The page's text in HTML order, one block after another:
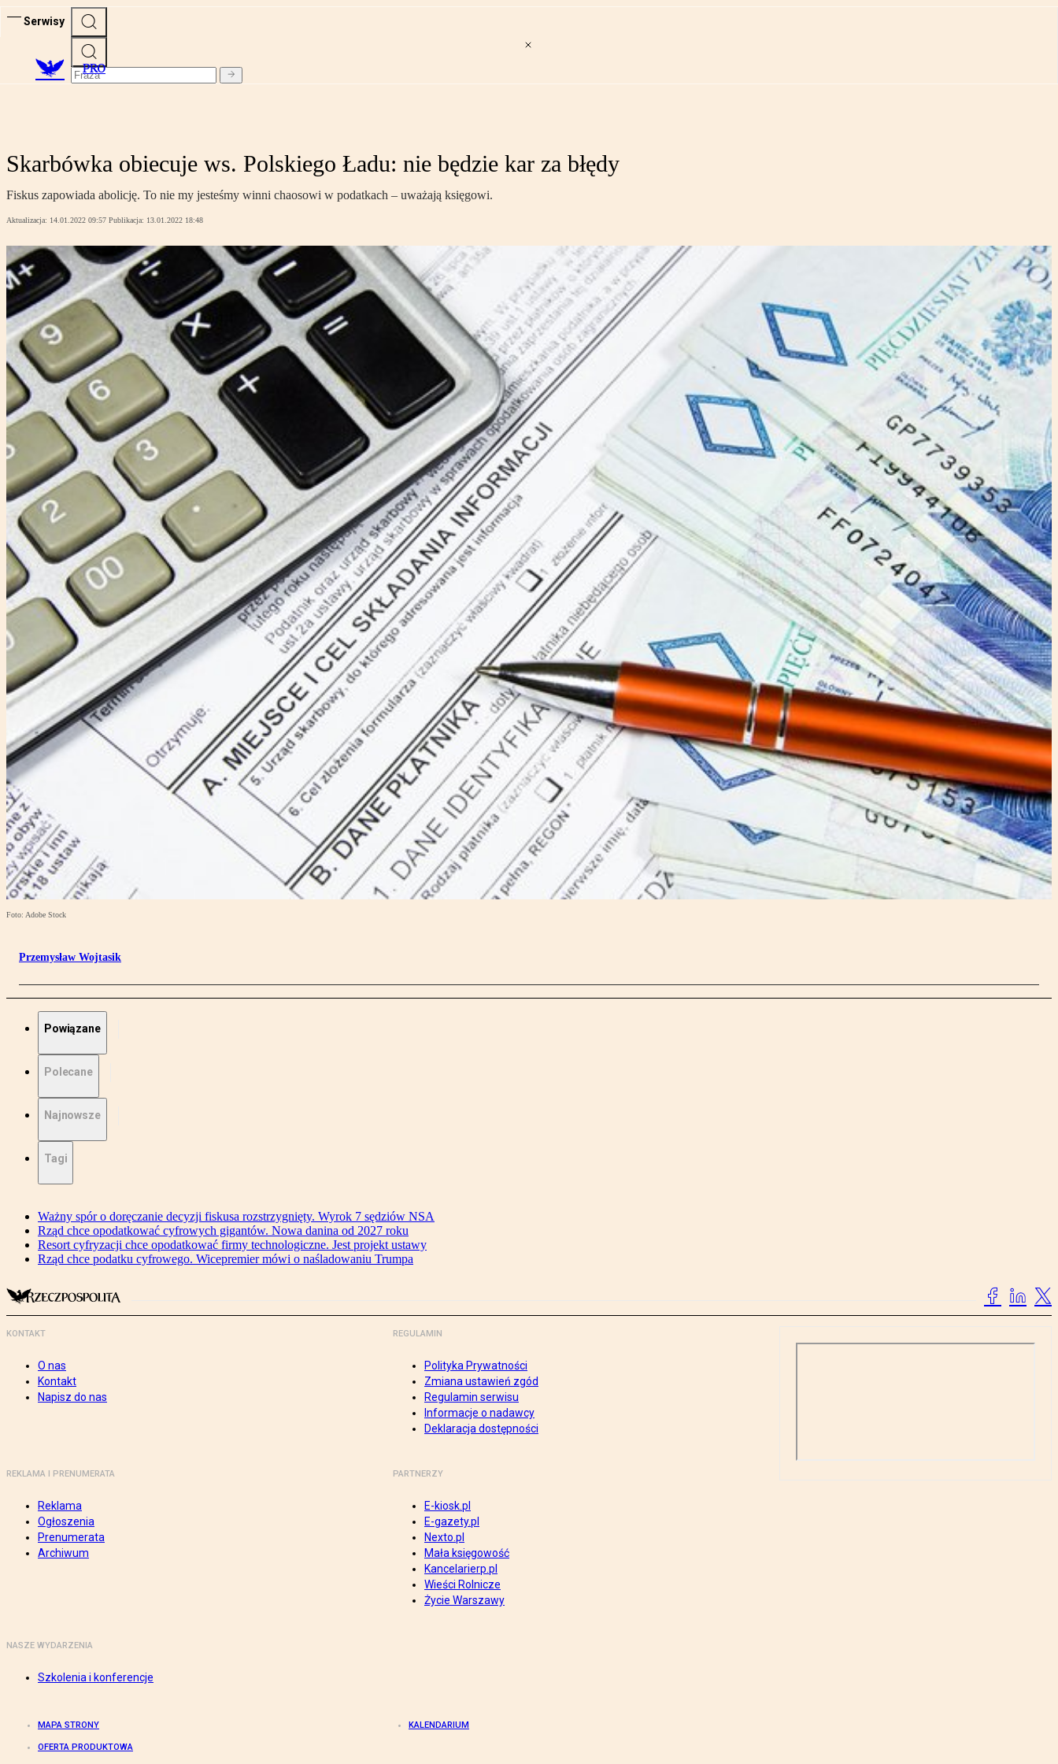
Serwisy
PRO
Skarbówka obiecuje ws. Polskiego Ładu: nie będzie kar za błędy
Fiskus zapowiada abolicję. To nie my jesteśmy winni chaosowi w podatkach – uważają księgowi.
Aktualizacja: 14.01.2022 09:57 Publikacja: 13.01.2022 18:48
Foto: Adobe Stock
Przemysław Wojtasik
Powiązane
Polecane
Najnowsze
Tagi
Ważny spór o doręczanie decyzji fiskusa rozstrzygnięty. Wyrok 7 sędziów NSA
Rząd chce opodatkować cyfrowych gigantów. Nowa danina od 2027 roku
Resort cyfryzacji chce opodatkować firmy technologiczne. Jest projekt ustawy
Rząd chce podatku cyfrowego. Wicepremier mówi o naśladowaniu Trumpa
KONTAKT
O nas
Kontakt
Napisz do nas
REGULAMIN
Polityka Prywatności
Zmiana ustawień zgód
Regulamin serwisu
Informacje o nadawcy
Deklaracja dostępności
REKLAMA I PRENUMERATA
Reklama
Ogłoszenia
Prenumerata
Archiwum
PARTNERZY
E-kiosk.pl
E-gazety.pl
Nexto.pl
Mała księgowość
Kancelarierp.pl
Wieści Rolnicze
Życie Warszawy
NASZE WYDARZENIA
Szkolenia i konferencje
MAPA STRONY KALENDARIUM
OFERTA PRODUKTOWA